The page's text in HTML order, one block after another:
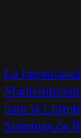
La
para la
Sistemas de